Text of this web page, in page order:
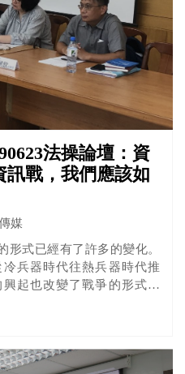
法操論壇：資
訊戰，我們應該如
媒
形式已經有了許多的變化。
兵器時代往熱兵器時代推
起也改變了戰爭的形式，